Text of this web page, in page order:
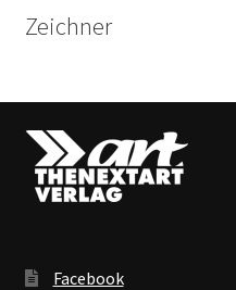
Zeichner
Facebook